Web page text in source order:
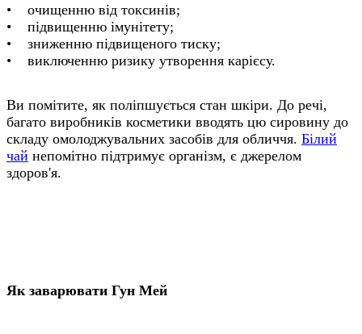
• очищенню від токсинів;
• підвищенню імунітету;
• зниженню підвищеного тиску;
• виключенню ризику утворення карієсу.
Ви помітите, як поліпшується стан шкіри. До речі,
багато виробників косметики вводять цю сировину до
складу омолоджувальних засобів для обличчя. Білий
чай непомітно підтримує організм, є джерелом
здоров'я.
Як заварювати Гун Мей